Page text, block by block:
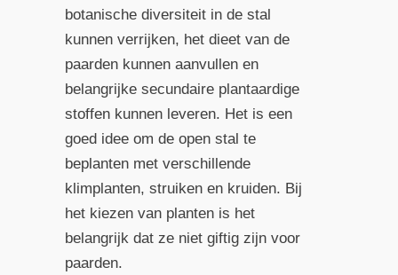
botanische diversiteit in de stal
kunnen verrijken, het dieet van de
paarden kunnen aanvullen en
belangrijke secundaire plantaardige
stoffen kunnen leveren. Het is een
goed idee om de open stal te
beplanten met verschillende
klimplanten, struiken en kruiden. Bij
het kiezen van planten is het
belangrijk dat ze niet giftig zijn voor
paarden.